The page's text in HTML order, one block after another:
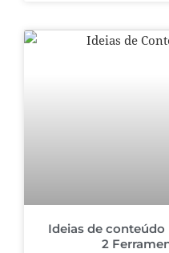
Ideias de conteúdo
2